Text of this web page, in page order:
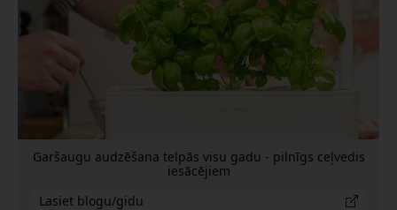
Garšaugu audzēšana telpās visu gadu - pilnīgs ceļvedis
iesācējiem
Lasiet blogu/gidu